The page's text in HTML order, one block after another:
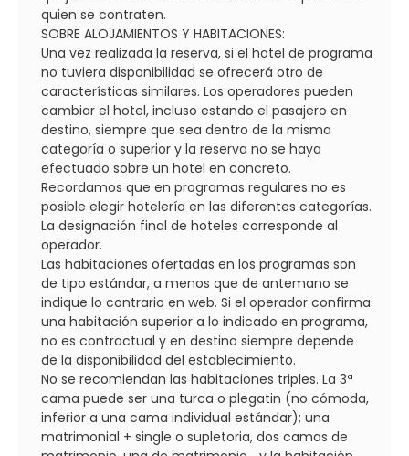
quien se contraten.
SOBRE ALOJAMIENTOS Y HABITACIONES:
Una vez realizada la reserva, si el hotel de programa
no tuviera disponibilidad se ofrecerá otro de
características similares. Los operadores pueden
cambiar el hotel, incluso estando el pasajero en
destino, siempre que sea dentro de la misma
categoría o superior y la reserva no se haya
efectuado sobre un hotel en concreto.
Recordamos que en programas regulares no es
posible elegir hotelería en las diferentes categorías.
La designación final de hoteles corresponde al
operador.
Las habitaciones ofertadas en los programas son
de tipo estándar, a menos que de antemano se
indique lo contrario en web. Si el operador confirma
una habitación superior a lo indicado en programa,
no es contractual y en destino siempre depende
de la disponibilidad del establecimiento.
No se recomiendan las habitaciones triples. La 3ª
cama puede ser una turca o plegatin (no cómoda,
inferior a una cama individual estándar); una
matrimonial + single o supletoria, dos camas de